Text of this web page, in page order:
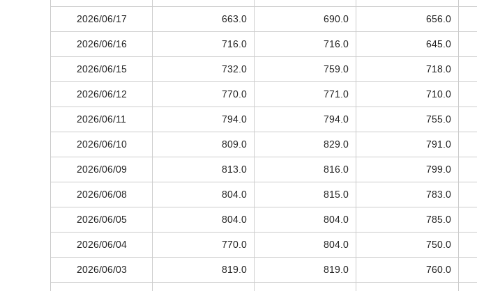
2026/06/17 663.0 690.0 656.0
2026/06/16 716.0 716.0 645.0
2026/06/15 732.0 759.0 718.0
2026/06/12 770.0 771.0 710.0
2026/06/11 794.0 794.0 755.0
2026/06/10 809.0 829.0 791.0
2026/06/09 813.0 816.0 799.0
2026/06/08 804.0 815.0 783.0
2026/06/05 804.0 804.0 785.0
2026/06/04 770.0 804.0 750.0
2026/06/03 819.0 819.0 760.0